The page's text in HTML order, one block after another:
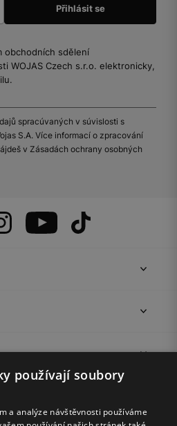
obchodních sdělení
WOJAS Czech s.r.o. elektronicky,
spracúvaných v súvislosti s
S.A. Více informací o zpracování
v Zásadách ochrany osobných
používají soubory
a analýze návštěvnosti používáme